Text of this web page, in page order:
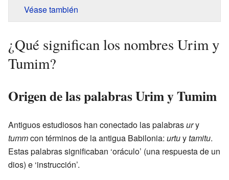
Véase también
¿Qué significan los nombres Urim y
Tumim?
Origen de las palabras Urim y Tumim
Antiguos estudiosos han conectado las palabrasury
tummcon términos de la antigua Babilonia: urtuytamitu.
Estas palabras significaban ‘oráculo’ (una respuesta de un
dios) e ‘instrucción’.